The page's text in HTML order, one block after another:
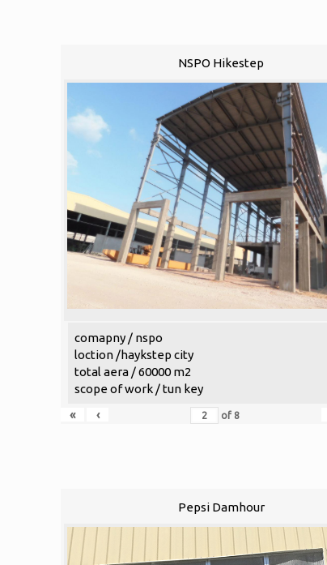
NSPO Hikestep
comapny / nspo
loction /haykstep city
total aera / 60000 m2
scope of work / tun key
«
‹ of 8
Pepsi Damhour